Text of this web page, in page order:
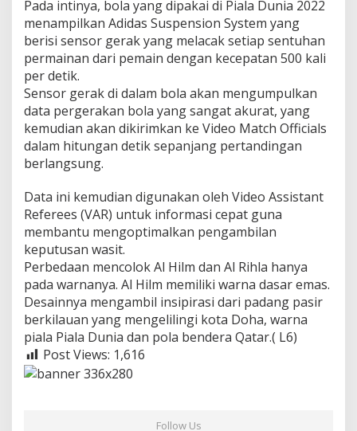
a
r
u
Pada intinya, bola yang dipakai di Piala Dunia 2022
menampilkan Adidas Suspension System yang
berisi sensor gerak yang melacak setiap sentuhan
permainan dari pemain dengan kecepatan 500 kali
per detik.
Sensor gerak di dalam bola akan mengumpulkan
data pergerakan bola yang sangat akurat, yang
kemudian akan dikirimkan ke Video Match Officials
dalam hitungan detik sepanjang pertandingan
berlangsung.
Data ini kemudian digunakan oleh Video Assistant
Referees (VAR) untuk informasi cepat guna
membantu mengoptimalkan pengambilan
keputusan wasit.
Perbedaan mencolok Al Hilm dan Al Rihla hanya
pada warnanya. Al Hilm memiliki warna dasar emas.
Desainnya mengambil insipirasi dari padang pasir
berkilauan yang mengelilingi kota Doha, warna
piala Piala Dunia dan pola bendera Qatar.( L6)
Post Views: 1,616
Follow Us